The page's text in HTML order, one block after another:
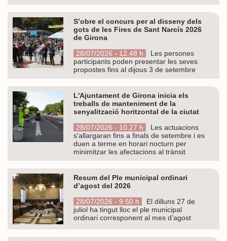
S’obre el concurs per al disseny dels
gots de les Fires de Sant Narcís 2026
de Girona
28/07/2026 - 12.48 h
Les persones
participants poden presentar les seves
propostes fins al dijous 3 de setembre
L'Ajuntament de Girona inicia els
treballs de manteniment de la
senyalització horitzontal de la ciutat
28/07/2026 - 10.27 h
Les actuacions
s'allargaran fins a finals de setembre i es
duen a terme en horari nocturn per
minimitzar les afectacions al trànsit
Resum del Ple municipal ordinari
d’agost del 2026
28/07/2026 - 9.50 h
El dilluns 27 de
juliol ha tingut lloc el ple municipal
ordinari corresponent al mes d’agost